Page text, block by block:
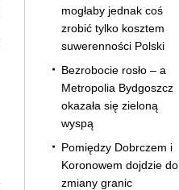
mogłaby jednak coś
zrobić tylko kosztem
suwerenności Polski
Bezrobocie rosło – a
Metropolia Bydgoszcz
okazała się zieloną
wyspą
Pomiędzy Dobrczem i
Koronowem dojdzie do
zmiany granic